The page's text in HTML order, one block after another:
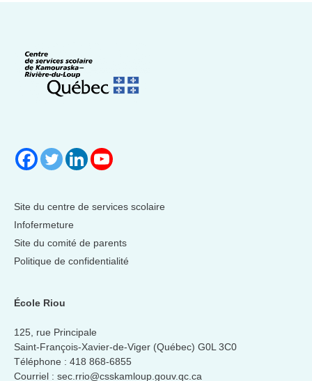
Site du centre de services scolaire
Infofermeture
Site du comité de parents
Politique de confidentialité
École Riou
125, rue Principale
Saint-François-Xavier-de-Viger (Québec) G0L 3C0
Téléphone : 418 868-6855
Courriel : sec.rrio@csskamloup.gouv.qc.ca